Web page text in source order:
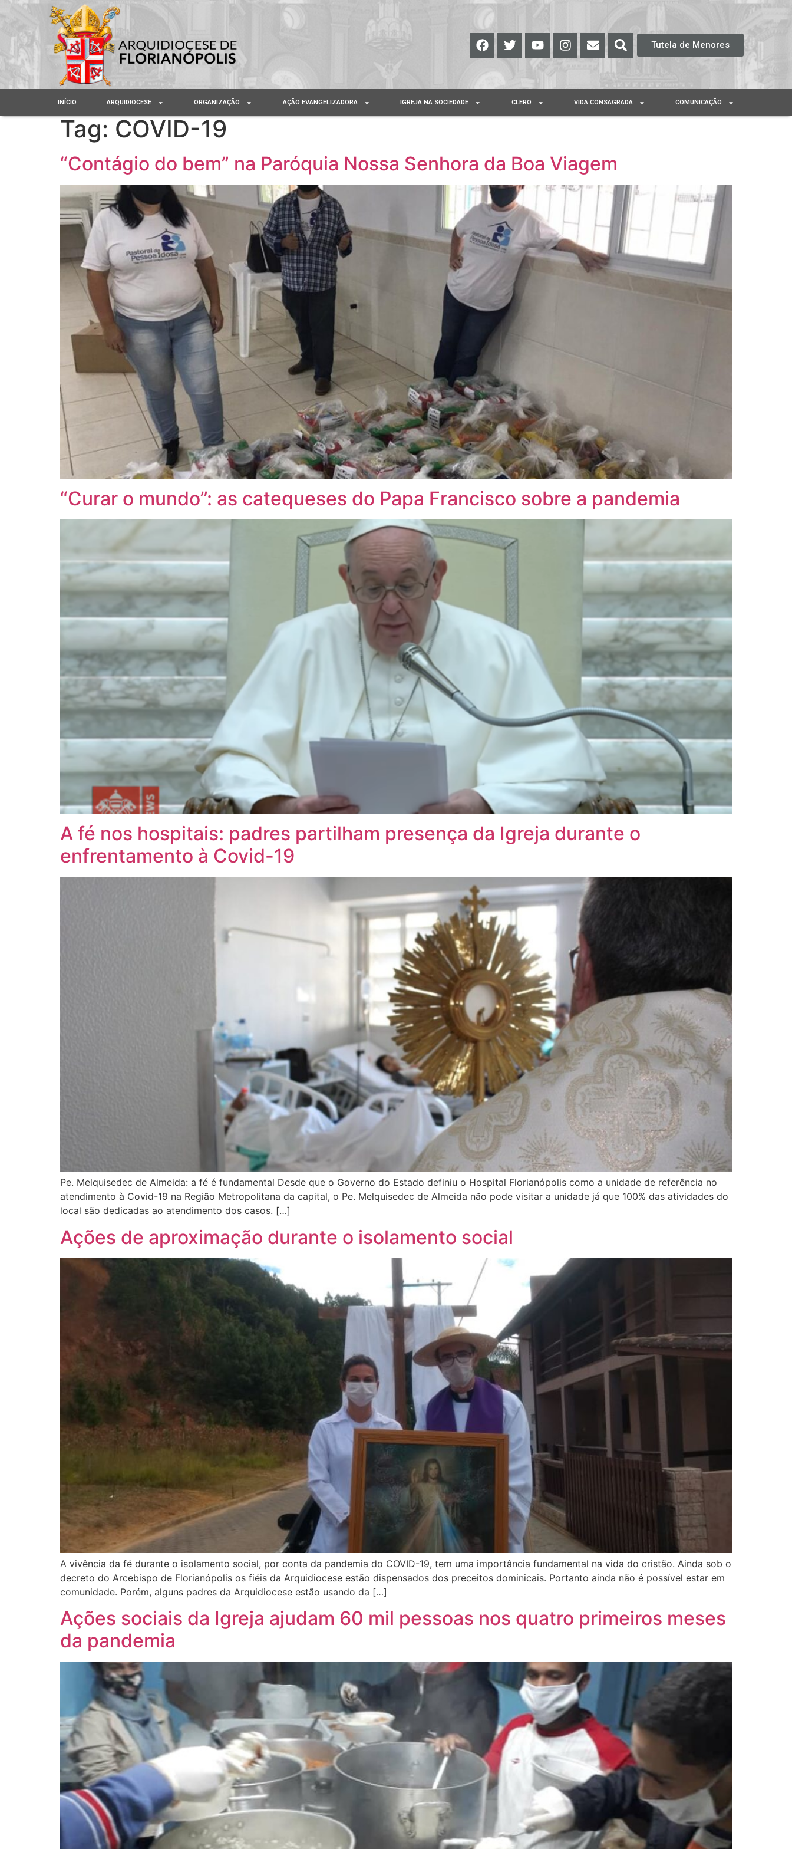
Tutela de Menores
INÍCIO ARQUIDIOCESE ORGANIZAÇÃO AÇÃO EVANGELIZADORA IGREJA NA SOCIEDADE CLERO VIDA CONSAGRADA COMUNICAÇÃO
Tag: COVID-19
“Contágio do bem” na Paróquia Nossa Senhora da Boa Viagem
“Curar o mundo”: as catequeses do Papa Francisco sobre a pandemia
A fé nos hospitais: padres partilham presença da Igreja durante o
enfrentamento à Covid-19
Pe. Melquisedec de Almeida: a fé é fundamental Desde que o Governo do Estado definiu o Hospital Florianópolis como a unidade de referência no
atendimento à Covid-19 na Região Metropolitana da capital, o Pe. Melquisedec de Almeida não pode visitar a unidade já que 100% das atividades do
local são dedicadas ao atendimento dos casos. […]
Ações de aproximação durante o isolamento social
A vivência da fé durante o isolamento social, por conta da pandemia do COVID-19, tem uma importância fundamental na vida do cristão. Ainda sob o
decreto do Arcebispo de Florianópolis os fiéis da Arquidiocese estão dispensados dos preceitos dominicais. Portanto ainda não é possível estar em
comunidade. Porém, alguns padres da Arquidiocese estão usando da […]
Ações sociais da Igreja ajudam 60 mil pessoas nos quatro primeiros meses
da pandemia